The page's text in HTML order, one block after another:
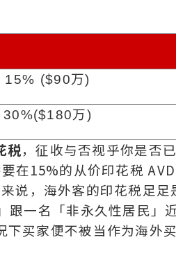
15% ($90万)
30%($180万)
税，征收与否视乎你是否
在15%的从价印花税 AVD
说，海外客的印花税足足
跟一名「非永久性居民」
下买家便不被当作为海外买